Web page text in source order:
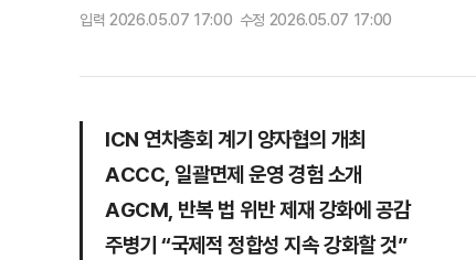
입력 2026.05.07 17:00 수정 2026.05.07 17:00
ICN 연차총회 계기 양자협의 개최
ACCC, 일괄면제 운영 경험 소개
AGCM, 반복 법 위반 제재 강화에 공감
주병기 “국제적 정합성 지속 강화할 것”